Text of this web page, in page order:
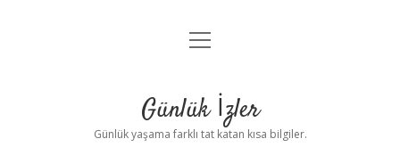
Anasayfa
Yasal Uyarı
menüyü
Günlük İzler
Günlük yaşama farklı tat katan kısa bilgiler.